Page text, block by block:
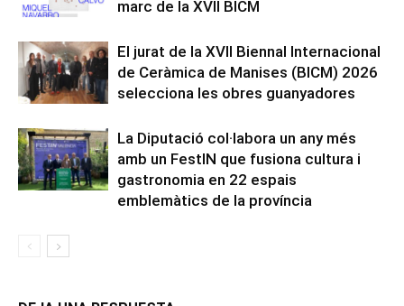
marc de la XVII BICM
El jurat de la XVII Biennal Internacional
de Ceràmica de Manises (BICM) 2026
selecciona les obres guanyadores
La Diputació col·labora un any més
amb un FestIN que fusiona cultura i
gastronomia en 22 espais
emblemàtics de la província